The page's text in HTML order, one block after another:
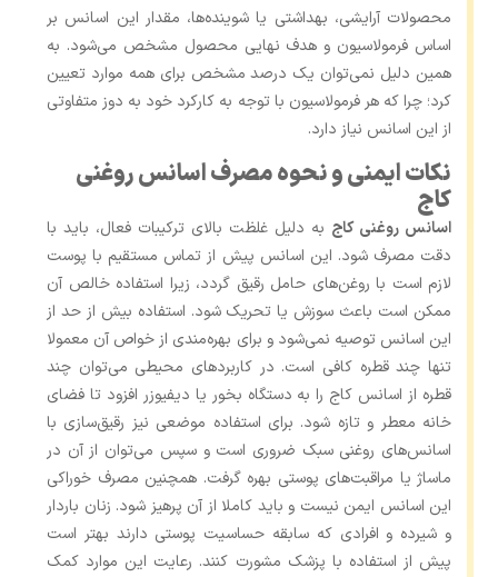
محصولات آرایشی، بهداشتی یا شوینده‌ها، مقدار این اسانس بر
اساس فرمولاسیون و هدف نهایی محصول مشخص می‌شود. به
همین دلیل نمی‌توان یک درصد مشخص برای همه موارد تعیین
کرد؛ چرا که هر فرمولاسیون با توجه به کارکرد خود به دوز متفاوتی
از این اسانس نیاز دارد.
نکات ایمنی و نحوه مصرف اسانس روغنی
کاج
اسانس روغنی کاج به دلیل غلظت بالای ترکیبات فعال، باید با
دقت مصرف شود. این اسانس پیش از تماس مستقیم با پوست
لازم است با روغن‌های حامل رقیق گردد، زیرا استفاده خالص آن
ممکن است باعث سوزش یا تحریک شود. استفاده بیش از حد از
این اسانس توصیه نمی‌شود و برای بهره‌مندی از خواص آن معمولا
تنها چند قطره کافی است. در کاربردهای محیطی می‌توان چند
قطره از اسانس کاج را به دستگاه بخور یا دیفیوزر افزود تا فضای
خانه معطر و تازه شود. برای استفاده موضعی نیز رقیق‌سازی با
اسانس‌های روغنی سبک ضروری است و سپس می‌توان از آن در
ماساژ یا مراقبت‌های پوستی بهره گرفت. همچنین مصرف خوراکی
این اسانس ایمن نیست و باید کاملا از آن پرهیز شود. زنان باردار
و شیرده و افرادی که سابقه حساسیت پوستی دارند بهتر است
پیش از استفاده با پزشک مشورت کنند. رعایت این موارد کمک